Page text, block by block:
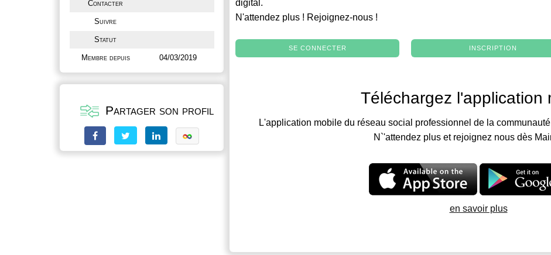
Contacter
Suivre
Statut
Membre depuis 04/03/2019
Partager son profil
digital.
N'attendez plus ! Rejoignez-nous !
SE CONNECTER INSCRIPTION
Téléchargez l'application
L'application mobile du réseau social professionnel de la
N`'attendez plus et rejoignez nous dès
en savoir plus